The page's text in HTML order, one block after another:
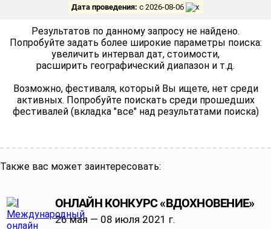
Дата проведения: с 2026-08-06
Результатов по данному запросу не найдено.
Попробуйте задать более широкие параметры поиска:
увеличить интервал дат, стоимости,
расширить географический диапазон и т.д.
Возможно, фестиваля, который Вы ищете, нет среди
активных. Попробуйте поискать среди прошедших
фестивалей (вкладка "все" над результатами поиска)
Также вас может заинтересовать:
ОНЛАЙН КОНКУРС «ВДОХНОВЕНИЕ»
26 мая — 08 июля 2021 г.